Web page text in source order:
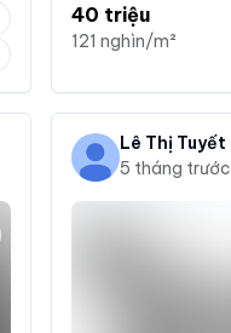
40 triệu
121 nghìn/m²
Lê Thị Tuyết
5 tháng trước